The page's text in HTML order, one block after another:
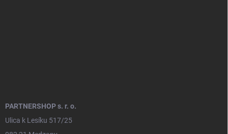
PARTNERSHOP s. r. o.
Ulica k Lesíku 517/25